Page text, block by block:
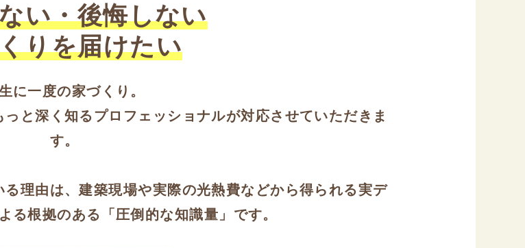
い・後悔しない
りを届けたい
に一度の家づくり。
と深く知るプロフェッショナルが対応させていただきま
す。
理由は、建築現場や実際の光熱費などから得られる実デ
る根拠のある「圧倒的な知識量」です。